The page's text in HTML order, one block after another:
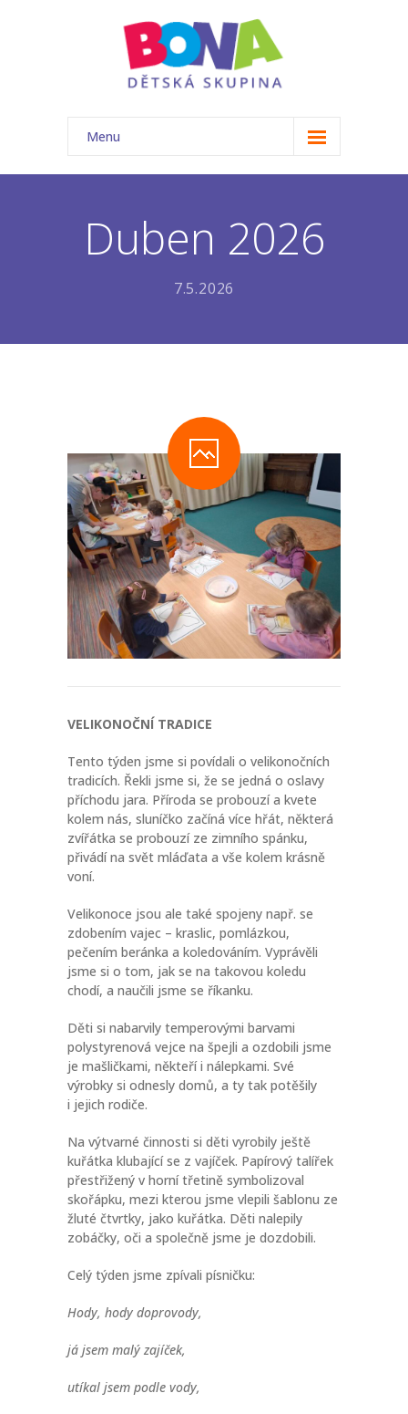
Menu
ÚVOD
-- Akce
-- Informace a tipy pro rodiče
-- Dokumenty ke stažení
-- Přihláška - formulář
-- FAQ – otázky a odpovědi
NOVINKY
O PROJEKTU
Duben 2026
7.5.2026
VELIKONOČNÍ TRADICE
Tento týden jsme si povídali o velikonočních
tradicích. Řekli jsme si, že se jedná o oslavy
příchodu jara. Příroda se probouzí a kvete
kolem nás, sluníčko začíná více hřát, některá
zvířátka se probouzí ze zimního spánku,
přivádí na svět mláďata a vše kolem krásně
voní.
Velikonoce jsou ale také spojeny např. se
zdobením vajec – kraslic, pomlázkou,
pečením beránka a koledováním. Vyprávěli
jsme si o tom, jak se na takovou koledu
chodí, a naučili jsme se říkanku.
Děti si nabarvily temperovými barvami
polystyrenová vejce na špejli a ozdobili jsme
je mašličkami, někteří i nálepkami. Své
výrobky si odnesly domů, a ty tak potěšily
i jejich rodiče.
Na výtvarné činnosti si děti vyrobily ještě
kuřátka klubající se z vajíček. Papírový talířek
přestřižený v horní třetině symbolizoval
skořápku, mezi kterou jsme vlepili šablonu ze
žluté čtvrtky, jako kuřátka. Děti nalepily
zobáčky, oči a společně jsme je dozdobili.
Celý týden jsme zpívali písničku:
Hody, hody doprovody,
já jsem malý zajíček,
utíkal jsem podle vody,